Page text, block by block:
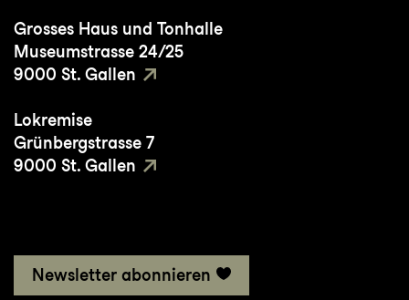
Grosses Haus und Tonhalle
Museumstrasse 24/25
9000 St. Gallen
Lokremise
Grünbergstrasse 7
9000 St. Gallen
Newsletter abonnieren